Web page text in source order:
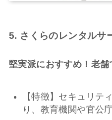
5. さくらのレンタルサ
堅実派におすすめ！老
【特徴】セキュリテ
り、教育機関や官公